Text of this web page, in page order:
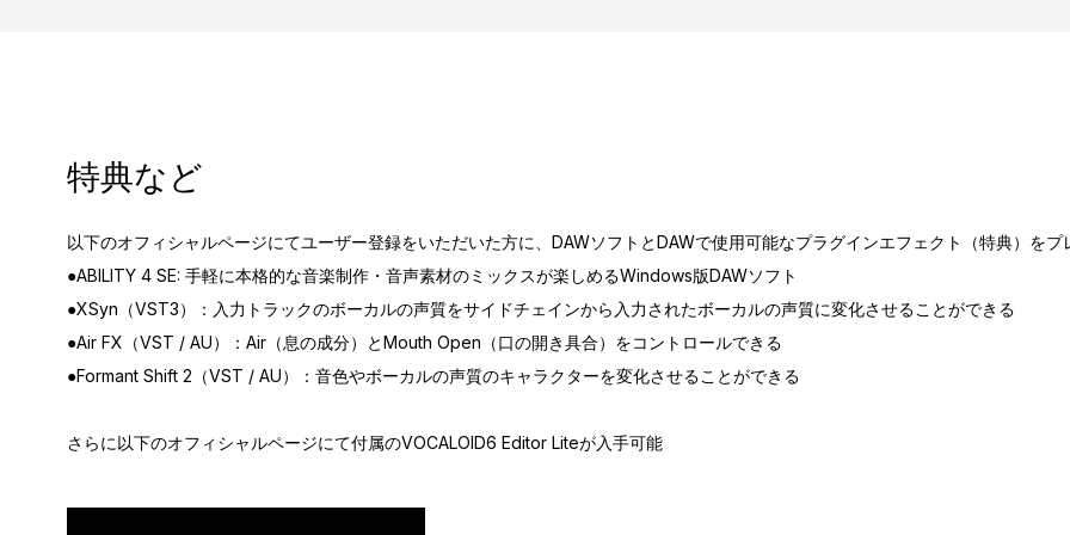
特典など
以下のオフィシャルページにてユーザー登録をいただいた方に、DAWソフトとDAWで使用可能なプラグインエフェクト（特典）をプ
●ABILITY 4 SE: 手軽に本格的な音楽制作・音声素材のミックスが楽しめるWindows版DAWソフト
●XSyn（VST3）：入力トラックのボーカルの声質をサイドチェインから入力されたボーカルの声質に変化させることができる
●Air FX（VST / AU）：Air（息の成分）とMouth Open（口の開き具合）をコントロールできる
●Formant Shift 2（VST / AU）：音色やボーカルの声質のキャラクターを変化させることができる
さらに以下のオフィシャルページにて付属のVOCALOID6 Editor Liteが入手可能